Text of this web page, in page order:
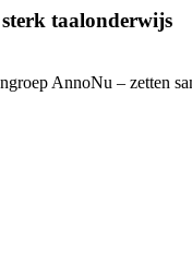
taalonderwijs
AnnoNu – zetten